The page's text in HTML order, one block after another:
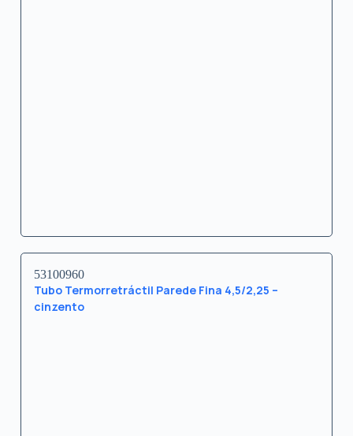
53100960
Tubo Termorretráctil Parede Fina 4,5/2,25 –
cinzento